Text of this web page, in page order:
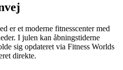
er et moderne fitnesscenter med
I julen kan åbningstiderne
sig opdateret via Fitness Worlds
direkte.